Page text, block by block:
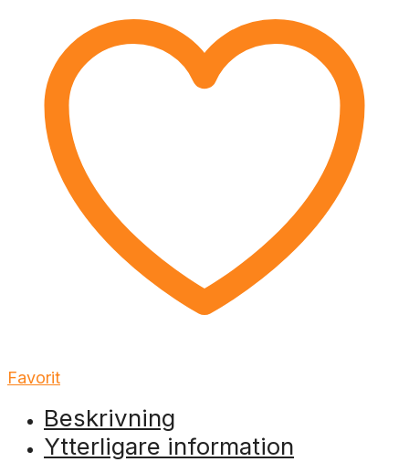
Favorit
Beskrivning
Ytterligare information